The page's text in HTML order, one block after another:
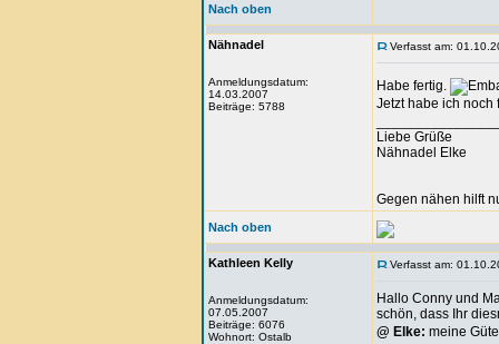
Nach oben
Nähnadel
Anmeldungsdatum:
14.03.2007
Beiträge: 5788
Verfasst am:
Habe fertig.
Jetzt habe ich noch
Liebe Grüße
Nähnadel Elke
Gegen nähen hilft
Nach oben
Kathleen Kelly
Anmeldungsdatum:
07.05.2007
Beiträge: 6076
Wohnort: Ostalb
Verfasst am:
Hallo Conny und
schön, dass Ihr
@ Elke: meine